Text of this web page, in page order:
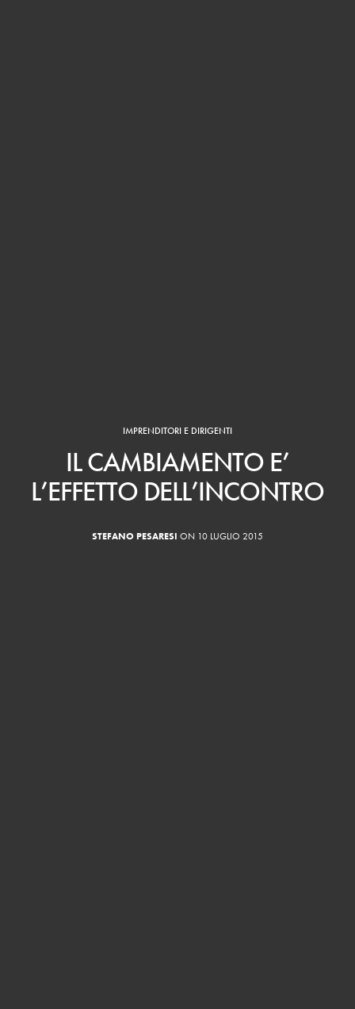
IMPRENDITORI E DIRIGENTI
IL CAMBIAMENTO E’
L’EFFETTO DELL’INCONTRO
STEFANO PESARESI ON 10 LUGLIO 2015